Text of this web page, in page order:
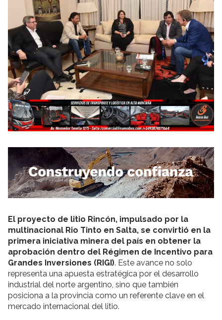
El proyecto de litio Rincón, impulsado por la
multinacional Rio Tinto en Salta, se convirtió en la
primera iniciativa minera del país en obtener la
aprobación dentro del Régimen de Incentivo para
Grandes Inversiones (RIGI). Este avance no solo
representa una apuesta estratégica por el desarrollo
industrial del norte argentino, sino que también
posiciona a la provincia como un referente clave en el
mercado internacional del litio.